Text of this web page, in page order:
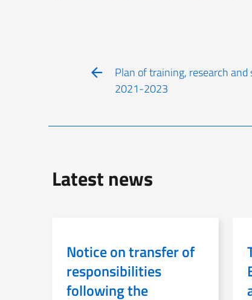
Plan of training, research
2021-2023
Latest news
Notice on transfer of
responsibilities
following the